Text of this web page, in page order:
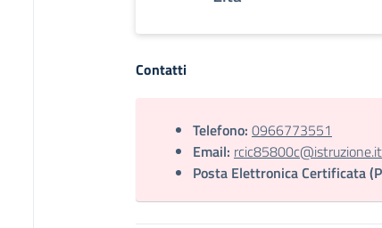
Contatti
Telefono: 0966773551
Email: rcic85800c@istruzione.it
Posta Elettronica Certificata